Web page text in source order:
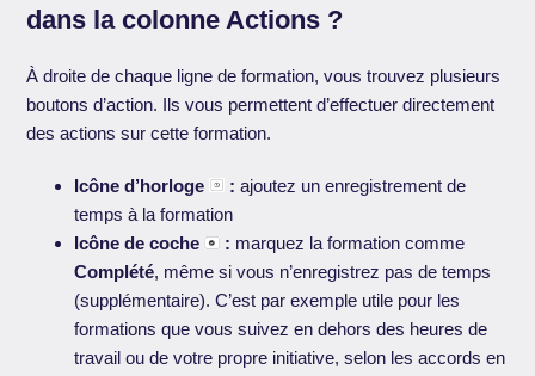
dans la colonne Actions ?
À droite de chaque ligne de formation, vous trouvez plusieurs
boutons d’action. Ils vous permettent d’effectuer directement
des actions sur cette formation.
Icône d’horloge : ajoutez un enregistrement de
temps à la formation
Icône de coche
: marquez la formation comme
Complété, même si vous n’enregistrez pas de temps
(supplémentaire). C’est par exemple utile pour les
formations que vous suivez en dehors des heures de
travail ou de votre propre initiative, selon les accords en